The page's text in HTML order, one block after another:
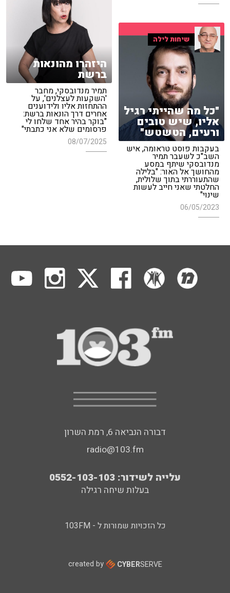
היזהרו מהונאות
ברשת
תמיר מנדובסקי, מחבר
'השקעות לעצלנים', על
ההתחזות אליו ולידוענים
אחרים דרך הונאות ברשת:
"בוקר בהיר אחד שלחו לי
פרסומים שלא אני כתבתי"
08/07/2025
שיחות לילה
"כל מה שהייתי רגיל
אליו, שיש טובים
ורעים, הטשטש"
בעקבות פוסט טראומה, איש
השב"כ לשעבר תמיר
מנדובסקי שיתף במסע
מהחושך אל האור: "בלילה
שהתעוררתי בתוך שלולית,
החלטתי שאני חייב לעשות
שינוי"
06/05/2023
דבורה הנביאה 6, רמת השרון
radio@103.fm
עלייה לשידור: 0552-103-103
בעלות שיחה רגילה
כל הזכויות שמורות ל - 103FM
created by CYBERSERVE